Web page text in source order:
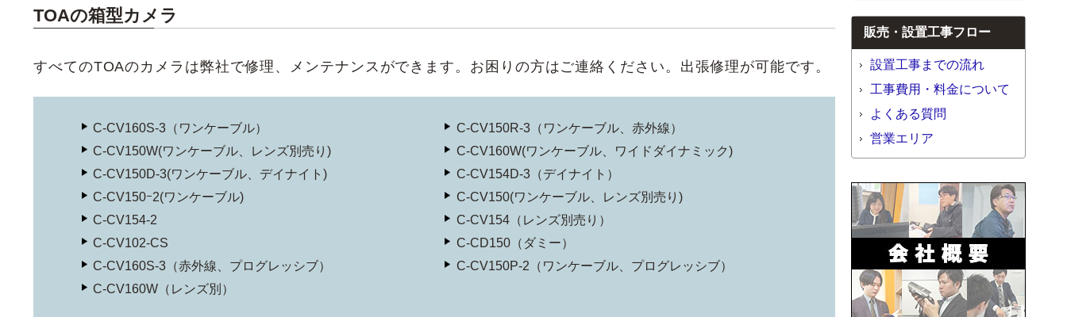
TOAの箱型カメラ
すべてのTOAのカメラは弊社で修理、メンテナンスができます。お困りの方はご連絡ください。出張修理が可能です。
C-CV160S-3（ワンケーブル）
C-CV150R-3（ワンケーブル、赤外線）
C-CV150W(ワンケーブル、レンズ別売り)
C-CV160W(ワンケーブル、ワイドダイナミック)
C-CV150D-3(ワンケーブル、デイナイト)
C-CV154D-3（デイナイト）
C-CV150ｰ2(ワンケーブル)
C-CV150(ワンケーブル、レンズ別売り)
C-CV154-2
C-CV154（レンズ別売り）
C-CV102-CS
C-CD150（ダミー）
C-CV160S-3（赤外線、プログレッシブ）
C-CV150P-2（ワンケーブル、プログレッシブ）
C-CV160W（レンズ別）
販売・設置工事フロー
設置工事までの流れ
工事費用・料金について
よくある質問
営業エリア